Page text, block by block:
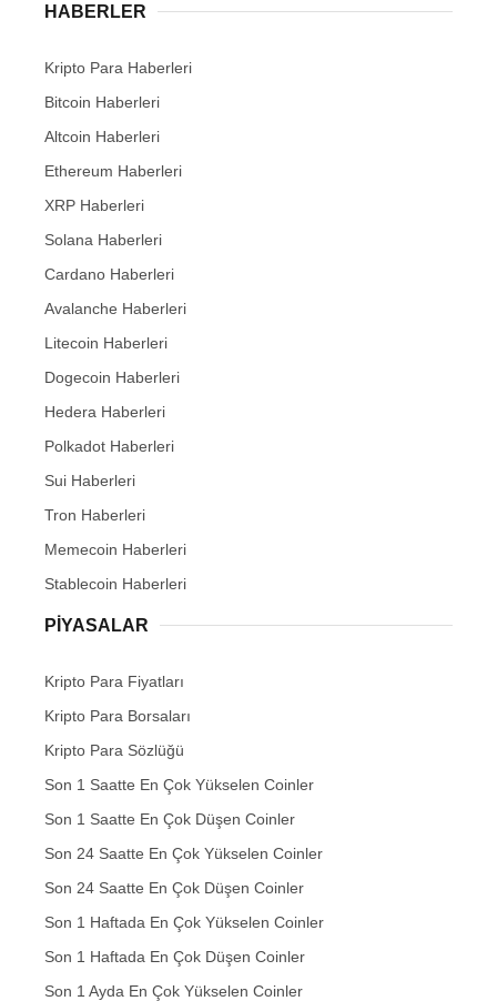
HABERLER
Kripto Para Haberleri
Bitcoin Haberleri
Altcoin Haberleri
Ethereum Haberleri
XRP Haberleri
Solana Haberleri
Cardano Haberleri
Avalanche Haberleri
Litecoin Haberleri
Dogecoin Haberleri
Hedera Haberleri
Polkadot Haberleri
Sui Haberleri
Tron Haberleri
Memecoin Haberleri
Stablecoin Haberleri
PIYASALAR
Kripto Para Fiyatları
Kripto Para Borsaları
Kripto Para Sözlüğü
Son 1 Saatte En Çok Yükselen Coinler
Son 1 Saatte En Çok Düşen Coinler
Son 24 Saatte En Çok Yükselen Coinler
Son 24 Saatte En Çok Düşen Coinler
Son 1 Haftada En Çok Yükselen Coinler
Son 1 Haftada En Çok Düşen Coinler
Son 1 Ayda En Çok Yükselen Coinler